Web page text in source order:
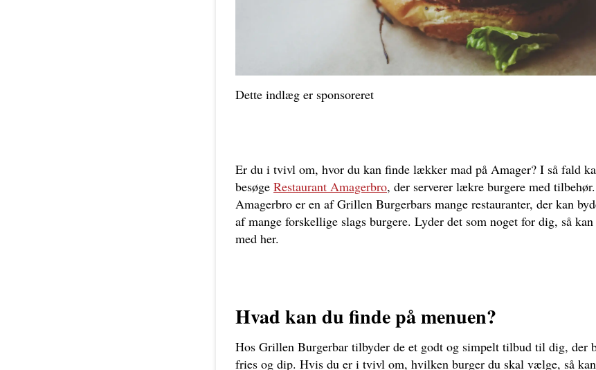
Dette indlæg er sponsoreret
Er du i tvivl om, hvor du kan finde lækker mad på Amager? I så fald
besøge Restaurant Amagerbro, der serverer lækre burgere med
Amagerbro er en af Grillen Burgerbars mange restauranter, der kan
af mange forskellige slags burgere. Lyder det som noget for dig, så
med her.
Hvad kan du finde på menuen?
Hos Grillen Burgerbar tilbyder de et godt og simpelt tilbud til dig, der
fries og dip. Hvis du er i tvivl om, hvilken burger du skal vælge, så